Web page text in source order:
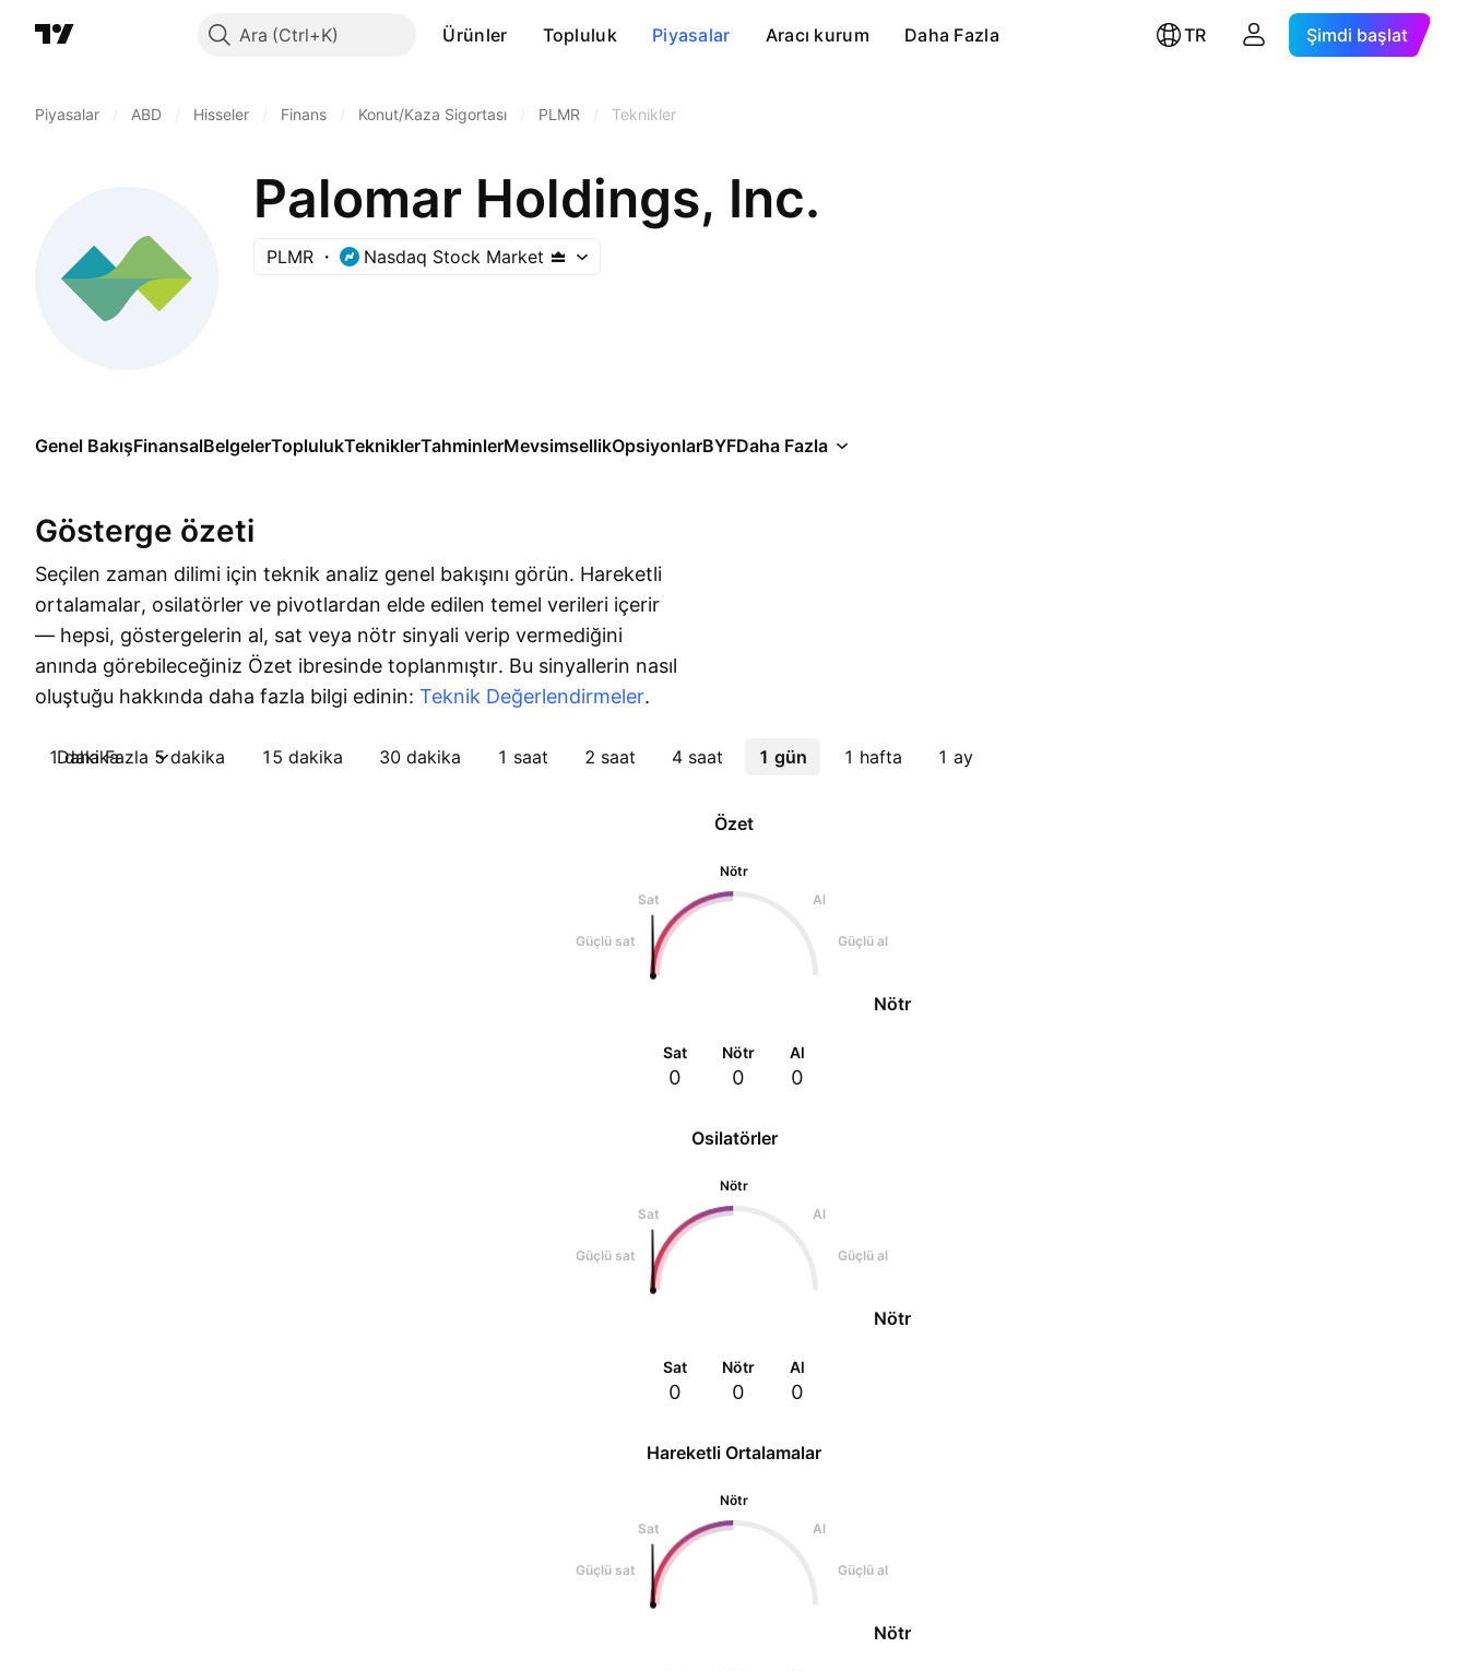
Ara Ürünler Topluluk Piyasalar Aracı kurum Daha Fazla TR Şimdi başlat
Piyasalar ABD Hisseler Finans Konut/Kaza Sigortası PLMR Teknikler
Palomar Holdings, Inc.
PLMR Nasdaq Stock Market
Genel BakışFinansalBelgelerToplulukTekniklerTahminlerMevsimsellikOpsiyonlarBYFDaha Fazla
Gösterge özeti
Seçilen zaman dilimi için teknik analiz genel bakışını görün. Hareketli
ortalamalar, osilatörler ve pivotlardan elde edilen temel verileri içerir
— hepsi, göstergelerin al, sat veya nötr sinyali verip vermediğini
anında görebileceğiniz Özet ibresinde toplanmıştır. Bu sinyallerin nasıl
oluştuğu hakkında daha fazla bilgi edinin: Teknik Değerlendirmeler.
1 dakika 5 dakika 15 dakika 30 dakika 1 saat 2 saat 4 saat 1 gün 1 hafta 1 ay
Daha Fazla
Osilatörler
Nötr
Sat
Al
Güçlü sat Güçlü al
Nötr
Sat
0
Nötr
0
Al
0
Özet
Nötr
Sat
Al
Güçlü sat Güçlü al
Nötr
Sat
0
Nötr
0
Al
0
Hareketli Ortalamalar
Nötr
Sat
Al
Güçlü sat Güçlü al
Nötr